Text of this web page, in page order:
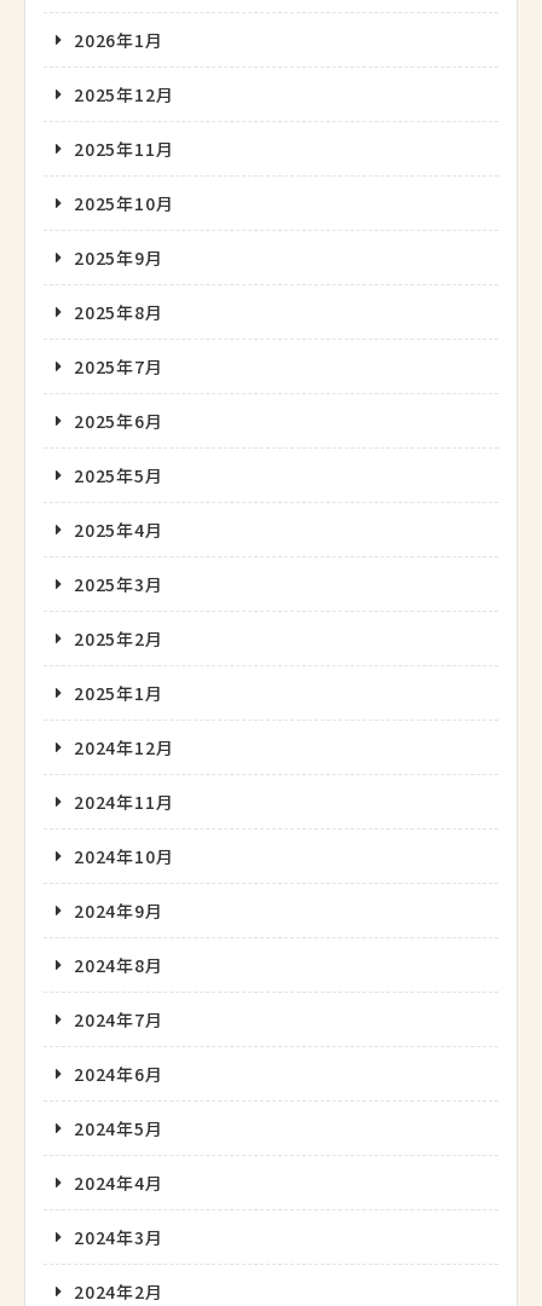
2026年1月
2025年12月
2025年11月
2025年10月
2025年9月
2025年8月
2025年7月
2025年6月
2025年5月
2025年4月
2025年3月
2025年2月
2025年1月
2024年12月
2024年11月
2024年10月
2024年9月
2024年8月
2024年7月
2024年6月
2024年5月
2024年4月
2024年3月
2024年2月